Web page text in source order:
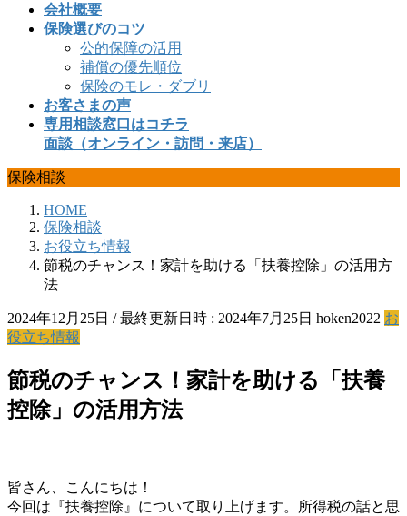
会社概要
保険選びのコツ
公的保障の活用
補償の優先順位
保険のモレ・ダブリ
お客さまの声
専用相談窓口はコチラ
面談（オンライン・訪問・来店）
保険相談
HOME
保険相談
お役立ち情報
節税のチャンス！家計を助ける「扶養控除」の活用方
法
2024年12月25日 / 最終更新日時 : 2024年7月25日 hoken2022 お
役立ち情報
節税のチャンス！家計を助ける「扶養
控除」の活用方法
皆さん、こんにちは！
今回は『扶養控除』について取り上げます。所得税の話と思